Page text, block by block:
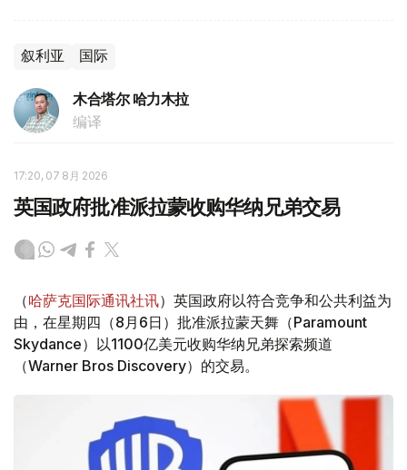
叙利亚 国际
木合塔尔 哈力木拉
编译
17:20, 07 8月 2026
英国政府批准派拉蒙收购华纳兄弟交易
（哈萨克国际通讯社讯）英国政府以符合竞争和公共利益为
由，在星期四（8月6日）批准派拉蒙天舞（Paramount
Skydance）以1100亿美元收购华纳兄弟探索频道
（Warner Bros Discovery）的交易。